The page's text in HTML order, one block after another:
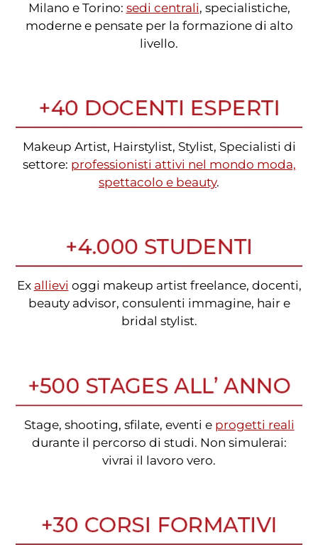
Milano e Torino: sedi centrali, specialistiche,
moderne e pensate per la formazione di alto
livello.
Makeup Artist, Hairstylist, Stylist, Specialisti di
settore: professionisti attivi nel mondo moda,
spettacolo e beauty.
Ex allievi oggi makeup artist freelance, docenti,
beauty advisor, consulenti immagine, hair e
bridal stylist.
Stage, shooting, sfilate, eventi e progetti reali
durante il percorso di studi. Non simulerai:
vivrai il lavoro vero.